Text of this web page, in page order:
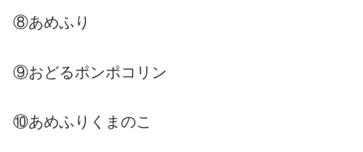
⑧あめふり
⑨おどるポンポコリン
⑩あめふりくまのこ